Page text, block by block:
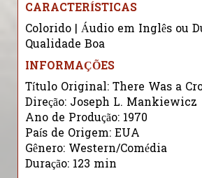
CARACTERÍSTICAS
Colorido | Áudio em Inglês ou
Qualidade Boa
INFORMAÇÕES
Título Original: There Was a
Direção: Joseph L. Mankiewicz
Ano de Produção: 1970
País de Origem: EUA
Gênero: Western/Comédia
Duração: 123 min